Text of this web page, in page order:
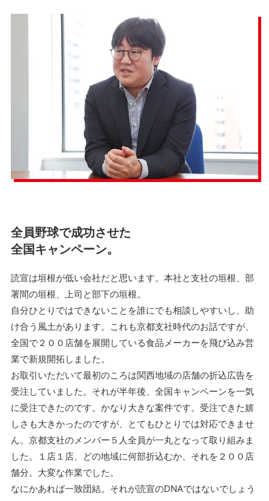
全員野球で成功させた
全国キャンペーン。
読宣は垣根が低い会社だと思います。本社と支社の垣根、部
署間の垣根、上司と部下の垣根。
自分ひとりではできないことを誰にでも相談しやすいし、助
け合う風土があります。これも京都支社時代のお話ですが、
全国で２００店舗を展開している食品メーカーを飛び込み営
業で新規開拓しました。
お取引いただいて最初のころは関西地域の店舗の折込広告を
受注していました。それが半年後、全国キャンペーンを一気
に受注できたのです。かなり大きな案件です。受注できた嬉
しさも大きかったのですが、とてもひとりでは対応できませ
ん。京都支社のメンバー５人全員が一丸となって取り組みま
した。１店１店、どの地域に何部折込むか、それを２００店
舗分。大変な作業でした。
なにかあれば一致団結。それが読宣のDNAではないでしょう